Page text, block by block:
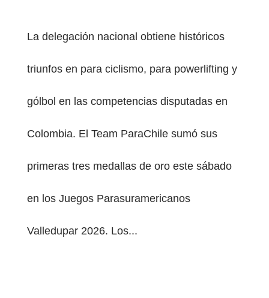
La delegación nacional obtiene históricos
triunfos en para ciclismo, para powerlifting y
gólbol en las competencias disputadas en
Colombia. El Team ParaChile sumó sus
primeras tres medallas de oro este sábado
en los Juegos Parasuramericanos
Valledupar 2026. Los...